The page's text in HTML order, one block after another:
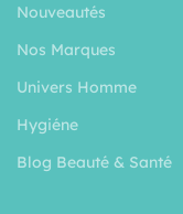
Nouveautés
Nos Marques
Univers Homme
Hygiéne
Blog Beauté & Santé